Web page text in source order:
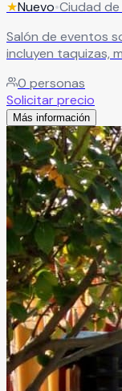
★Nuevo•Ciudad
Salón de eventos
incluyen taquizas,
infantiles, inflables
adaptándonos a
0 personas
Solicitar precio
Más información